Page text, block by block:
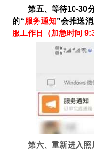
第五、等待10-30
的“服务通知”会推送
服工作日（加急时间
第六、重新进入照